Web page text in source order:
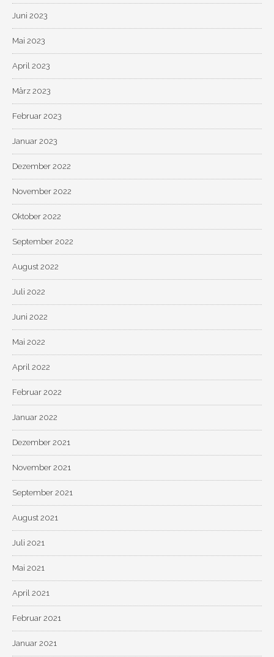
Juni 2023
Mai 2023
April 2023
März 2023
Februar 2023
Januar 2023
Dezember 2022
November 2022
Oktober 2022
September 2022
August 2022
Juli 2022
Juni 2022
Mai 2022
April 2022
Februar 2022
Januar 2022
Dezember 2021
November 2021
September 2021
August 2021
Juli 2021
Mai 2021
April 2021
Februar 2021
Januar 2021